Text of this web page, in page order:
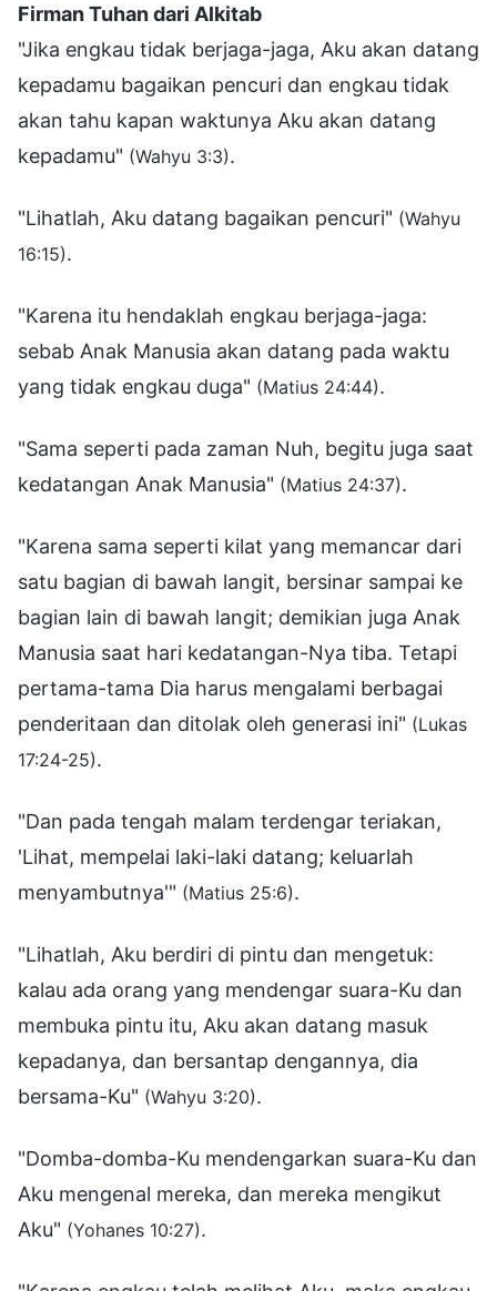
Firman Tuhan dari Alkitab
"Jika engkau tidak berjaga-jaga, Aku akan datang
kepadamu bagaikan pencuri dan engkau tidak
akan tahu kapan waktunya Aku akan datang
kepadamu" (Wahyu 3:3).
"Lihatlah, Aku datang bagaikan pencuri" (Wahyu
16:15).
"Karena itu hendaklah engkau berjaga-jaga:
sebab Anak Manusia akan datang pada waktu
yang tidak engkau duga" (Matius 24:44).
"Sama seperti pada zaman Nuh, begitu juga saat
kedatangan Anak Manusia" (Matius 24:37).
"Karena sama seperti kilat yang memancar dari
satu bagian di bawah langit, bersinar sampai ke
bagian lain di bawah langit; demikian juga Anak
Manusia saat hari kedatangan-Nya tiba. Tetapi
pertama-tama Dia harus mengalami berbagai
penderitaan dan ditolak oleh generasi ini" (Lukas
17:24-25).
"Dan pada tengah malam terdengar teriakan,
'Lihat, mempelai laki-laki datang; keluarlah
menyambutnya'" (Matius 25:6).
"Lihatlah, Aku berdiri di pintu dan mengetuk:
kalau ada orang yang mendengar suara-Ku dan
membuka pintu itu, Aku akan datang masuk
kepadanya, dan bersantap dengannya, dia
bersama-Ku" (Wahyu 3:20).
"Domba-domba-Ku mendengarkan suara-Ku dan
Aku mengenal mereka, dan mereka mengikut
Aku" (Yohanes 10:27).